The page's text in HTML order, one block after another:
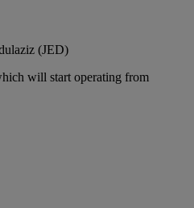
(JED)
will start operating from